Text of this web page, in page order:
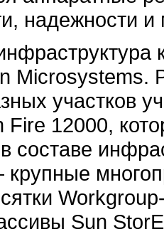
надежности
Microsystems.
участков
Fire 12000,
составе
Sun